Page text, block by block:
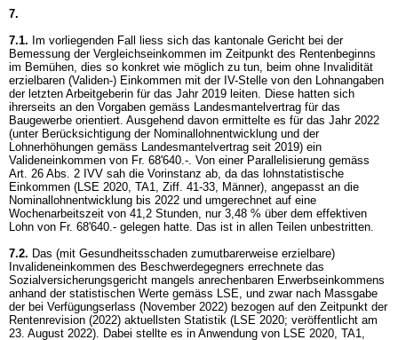
7.
7.1. Im vorliegenden Fall liess sich das kantonale Gericht bei der
Bemessung der Vergleichseinkommen im Zeitpunkt des Rentenbeginns
im Bemühen, dies so konkret wie möglich zu tun, beim ohne Invalidität
erzielbaren (Validen-) Einkommen mit der IV-Stelle von den Lohnangaben
der letzten Arbeitgeberin für das Jahr 2019 leiten. Diese hatten sich
ihrerseits an den Vorgaben gemäss Landesmantelvertrag für das
Baugewerbe orientiert. Ausgehend davon ermittelte es für das Jahr 2022
(unter Berücksichtigung der Nominallohnentwicklung und der
Lohnerhöhungen gemäss Landesmantelvertrag seit 2019) ein
Valideneinkommen von Fr. 68'640.-. Von einer Parallelisierung gemäss
Art. 26 Abs. 2 IVV sah die Vorinstanz ab, da das lohnstatistische
Einkommen (LSE 2020, TA1, Ziff. 41-33, Männer), angepasst an die
Nominallohnentwicklung bis 2022 und umgerechnet auf eine
Wochenarbeitszeit von 41,2 Stunden, nur 3,48 % über dem effektiven
Lohn von Fr. 68'640.- gelegen hatte. Das ist in allen Teilen unbestritten.
7.2. Das (mit Gesundheitsschaden zumutbarerweise erzielbare)
Invalideneinkommen des Beschwerdegegners errechnete das
Sozialversicherungsgericht mangels anrechenbaren Erwerbseinkommens
anhand der statistischen Werte gemäss LSE, und zwar nach Massgabe
der bei Verfügungserlass (November 2022) bezogen auf den Zeitpunkt der
Rentenrevision (2022) aktuellsten Statistik (LSE 2020; veröffentlicht am
23. August 2022). Dabei stellte es in Anwendung von LSE 2020, TA1,